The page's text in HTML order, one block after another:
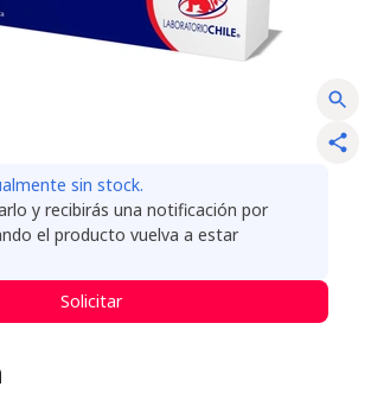
sin stock.
y recibirás una notificación por
el producto vuelva a estar
Solicitar